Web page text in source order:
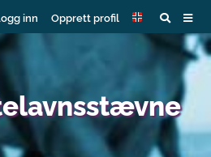
inn Opprett profil